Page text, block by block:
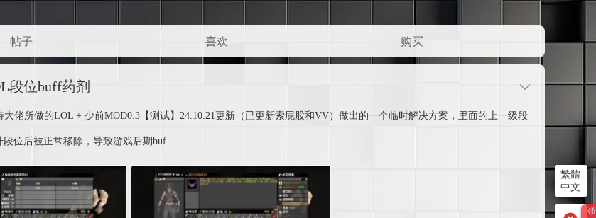
帖子 喜欢 购买
段位buff药剂
大佬所做的LOL + 少前MOD0.3【测试】24.10.21更新（已更新索屁股和VV）做出的一个临时解决方案，里面的上一级段
位后被正常移除，导致游戏后期buf...
繁體
中文